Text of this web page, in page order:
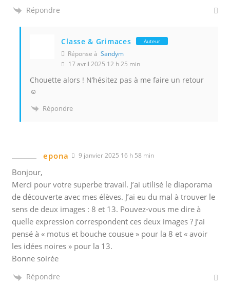
Répondre
Classe & Grimaces Auteur
Réponse àSandym
17 avril 2025 12 h 25 min
Chouette alors ! N’hésitez pas à me faire un retour
☺️
Répondre
epona 9 janvier 2025 16 h 58 min
Bonjour,
Merci pour votre superbe travail. J’ai utilisé le diaporama
de découverte avec mes élèves. J’ai eu du mal à trouver le
sens de deux images : 8 et 13. Pouvez-vous me dire à
quelle expression correspondent ces deux images ? J’ai
pensé à « motus et bouche cousue » pour la 8 et « avoir
les idées noires » pour la 13.
Bonne soirée
Répondre